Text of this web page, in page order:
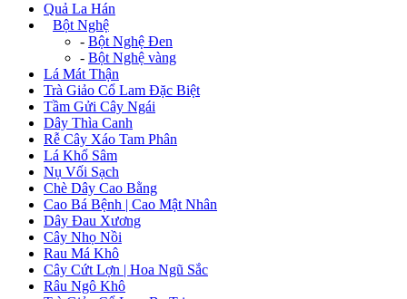
Quả La Hán
Bột Nghệ
- Bột Nghệ Đen
- Bột Nghệ vàng
Lá Mát Thận
Trà Giảo Cổ Lam Đặc Biệt
Tầm Gửi Cây Ngái
Dây Thìa Canh
Rễ Cây Xáo Tam Phân
Lá Khổ Sâm
Nụ Vối Sạch
Chè Dây Cao Bằng
Cao Bá Bệnh | Cao Mật Nhân
Dây Đau Xương
Cây Nhọ Nồi
Rau Má Khô
Cây Cứt Lợn | Hoa Ngũ Sắc
Râu Ngô Khô